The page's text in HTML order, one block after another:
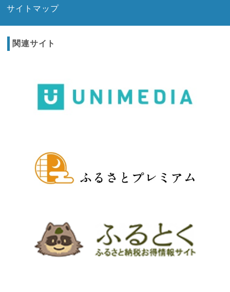
サイトマップ
関連サイト